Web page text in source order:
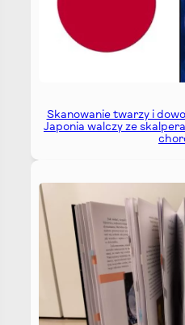
Skanowanie twarzy i
Japonia walczy ze